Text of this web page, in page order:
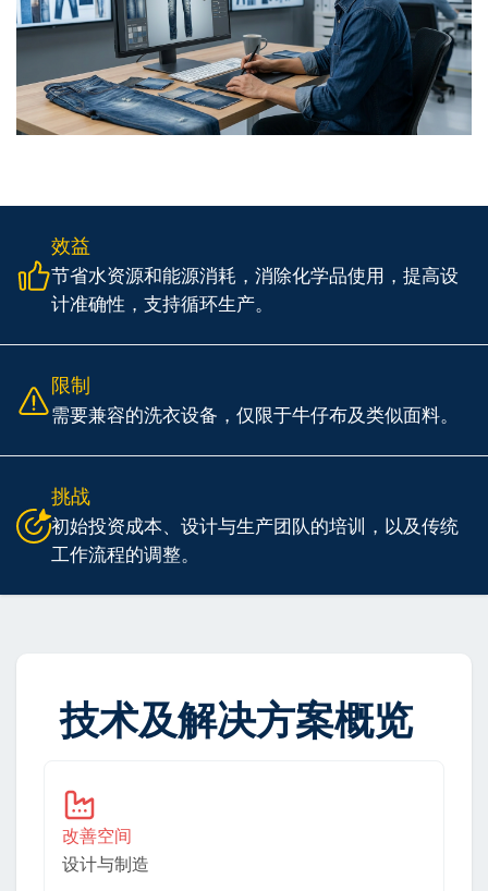
效益
节省水资源和能源消耗，消除化学品使用，提高设
计准确性，支持循环生产。
限制
需要兼容的洗衣设备，仅限于牛仔布及类似面料。
挑战
初始投资成本、设计与生产团队的培训，以及传统
工作流程的调整。
技术及解决方案概览
改善空间
设计与制造